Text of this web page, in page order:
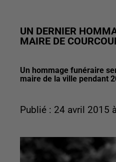
UN DERNIER
MAIRE DE
Un hommage funéraire
maire de la ville pendant
Publié : 24 avril 2015